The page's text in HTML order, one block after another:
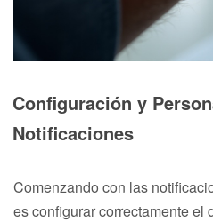
Configuración y
Notificaciones
Comenzando con las
es configurar correctamente el